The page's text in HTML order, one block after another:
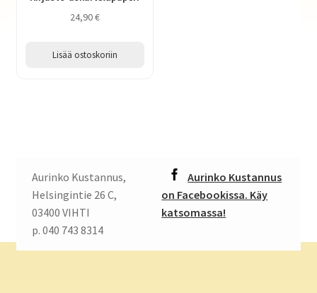
24,90€
Lisää ostoskoriin
Aurinko Kustannus,
Helsingintie 26 C,
03400 VIHTI
p. 040 743 8314
Aurinko Kustannus
on Facebookissa. Käy
katsomassa!